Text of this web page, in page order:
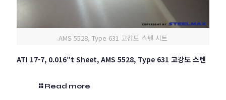
AMS 5528, Type 631 고강도 스텐 시트
ATI 17-7, 0.016″t Sheet, AMS 5528, Type 631 고강도 스텐
Read more